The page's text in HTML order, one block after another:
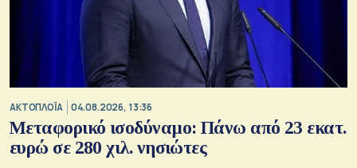
ΑΚΤΟΠΛΟΪΑ 04.08.2026, 13:36
Μεταφορικό ισοδύναμο: Πάνω από 23 εκατ.
ευρώ σε 280 χιλ. νησιώτες